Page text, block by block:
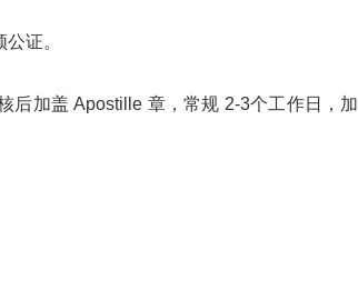
证。
后加盖 Apostille 章，常规 2-3个工作日，加